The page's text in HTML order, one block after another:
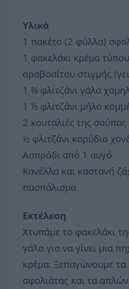
Υλικά
1 πακέτο (2 φύλλα)
1 φακελάκι κρέμα
αραβοσίτου στιγμής
1 ¾ φλιτζάνι γάλα
1 ½ φλιτζάνι μήλο
2 κουταλιές της
½ φλιτζάνι καρύδια
Ασπράδι από 1 αυγό
Κανέλλα και καστανή
πασπάλισμα
Εκτέλεση
Χτυπάμε το φακελάκι
γάλα για να γίνει μια
κρέμα. Ξεπαγώνουμε
σφολιάτας και τα